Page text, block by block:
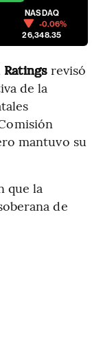
NASDAQ
-0.06%
26,348.35
Ratings revisó
de la
mantuvo su
que la
de